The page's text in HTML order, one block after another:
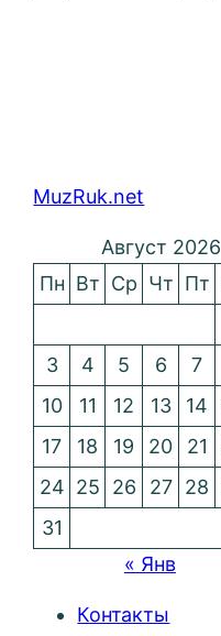
MuzRuk.net
Август 2026
Пн Вт Ср Чт Пт
3
4 5 6 7
10
11 12 13 14
17
18 19 20 21
24 25 26 27 28
31
« Янв
Контакты